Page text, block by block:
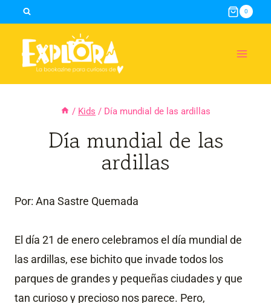
content
0
/ Kids / Día mundial de las ardillas
Día mundial de las
ardillas
Por: Ana Sastre Quemada
El día 21 de enero celebramos el día mundial de
las ardillas, ese bichito que invade todos los
parques de grandes y pequeñas ciudades y que
tan curioso y precioso nos parece. Pero,